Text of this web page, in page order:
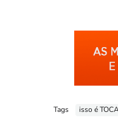
Tags isso é